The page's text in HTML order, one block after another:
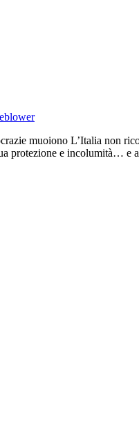
muoiono L’Italia non
protezione e incolumità…